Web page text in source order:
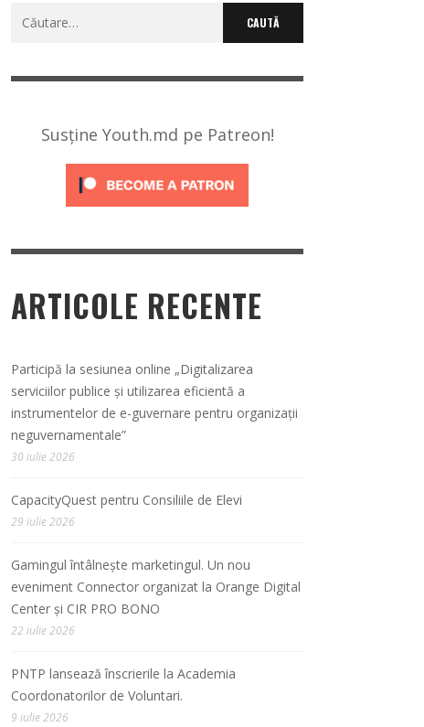
Caută
Susține Youth.md pe Patreon!
ARTICOLE RECENTE
Participă la sesiunea online „Digitalizarea
serviciilor publice și utilizarea eficientă a
instrumentelor de e-guvernare pentru organizații
neguvernamentale”
30 iulie 2026
CapacityQuest pentru Consiliile de Elevi
29 iulie 2026
Gamingul întâlnește marketingul. Un nou
eveniment Connector organizat la Orange Digital
Center și CIR PRO BONO
22 iulie 2026
PNTP lansează înscrierile la Academia
Coordonatorilor de Voluntari.
9 iulie 2026